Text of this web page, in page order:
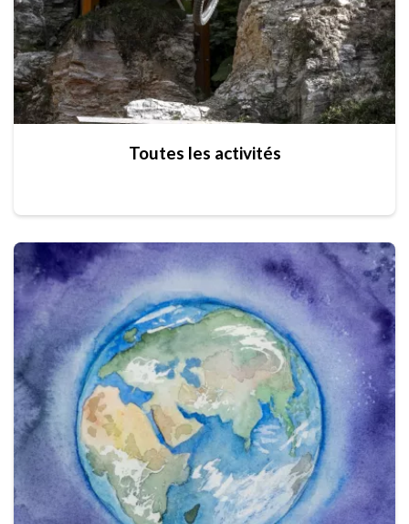
Toutes les activités